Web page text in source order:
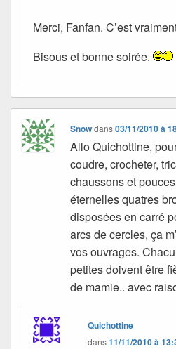
Merci, Fanfan. C’est
Bisous et bonne soirée.
Snowdans03/11/2010 à
Allo Quichottine,
coudre, crocheter,
chaussons et
éternelles quatres
disposées en carré
arcs de cercles, ça
vos ouvrages.
petites doivent être
de mamie.. avec
Quichottine
dans11/11/2010 à